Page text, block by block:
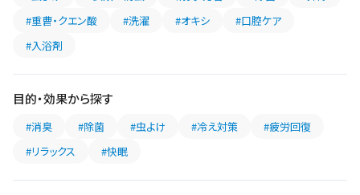
#重曹・クエン酸
#洗濯 #オキシ
#口腔ケア
#入浴剤
目的・効果から探す
#消臭 #除菌 #虫よけ #冷え対策
#疲労回復
#リラックス
#快眠